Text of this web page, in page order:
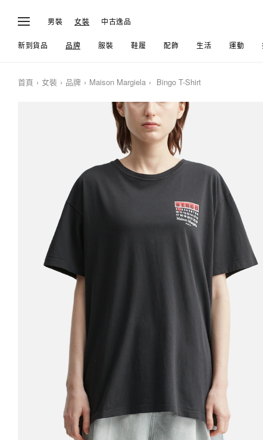
男裝 女裝 中古逸品
新到貨品 品牌 服裝 鞋履 配飾 生活 運動
首頁 女裝 品牌 Maison Margiela Bingo T-Shirt